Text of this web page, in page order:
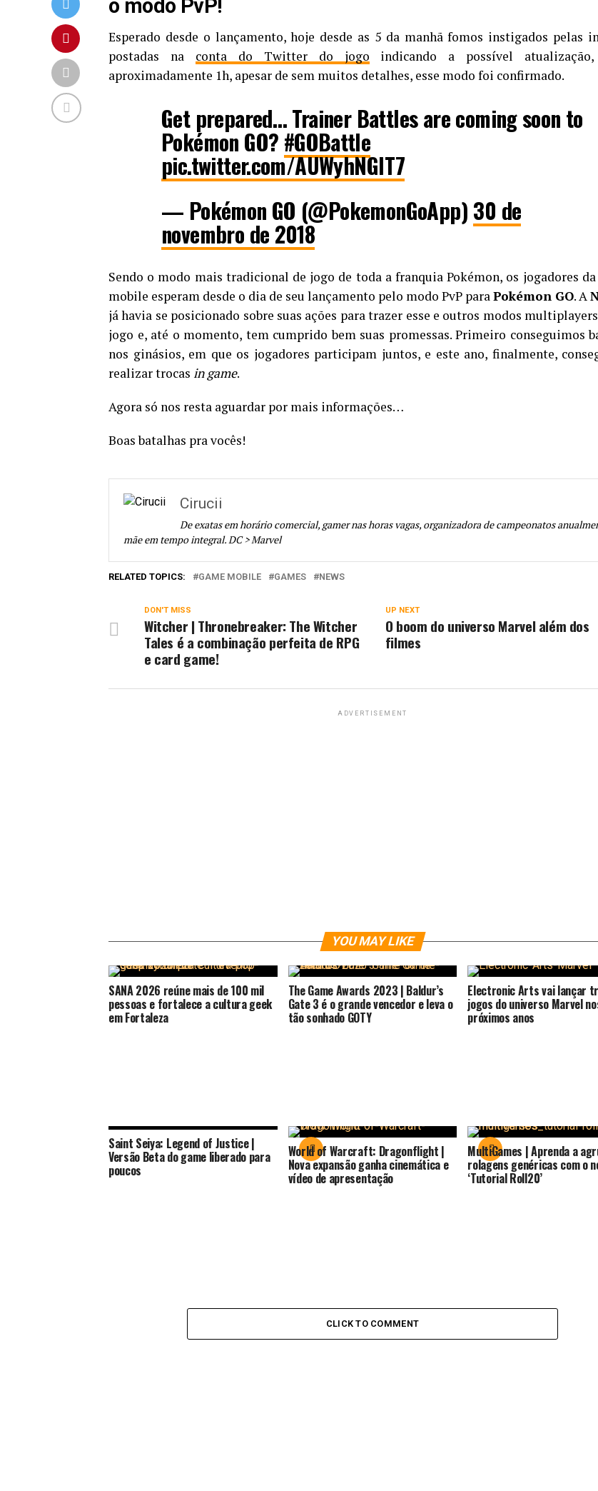
o modo PvP!
Esperado desde o lançamento, hoje desde as 5 da manhã fomos instigados pelas
postadas na conta do Twitter do jogo indicando a possível
aproximadamente 1h, apesar de sem muitos detalhes, esse modo foi confirmado.
Get prepared… Trainer Battles are coming soon to
Pokémon GO? #GOBattle
pic.twitter.com/AUWyhNGlT7
— Pokémon GO (@PokemonGoApp) 30 de
novembro de 2018
Sendo o modo mais tradicional de jogo de toda a franquia Pokémon, os jogadores da
mobile esperam desde o dia de seu lançamento pelo modo PvP paraPokémon GO. A
já havia se posicionado sobre suas ações para trazer esse e outros modos
jogo e, até o momento, tem cumprido bem suas promessas. Primeiro conseguimos
nos ginásios, em que os jogadores participam juntos, e este ano, finalmente,
realizar trocas in game.
Agora só nos resta aguardar por mais informações…
Boas batalhas pra vocês!
Cirucii
De exatas em horário comercial, gamer nas horas vagas, organizadora de campeonatos
mãe em tempo integral. DC > Marvel
RELATED TOPICS: GAME MOBILE GAMES NEWS
UP NEXT
O boom do universo Marvel além dos
filmes
DON'T MISS
Witcher | Thronebreaker: The Witcher
Tales é a combinação perfeita de RPG
e card game!
ADVERTISEMENT
YOU MAY LIKE
SANA 2026 reúne mais de 100 mil
pessoas e fortalece a cultura geek
em Fortaleza
The Game Awards 2023 | Baldur’s
Gate 3 é o grande vencedor e leva o
tão sonhado GOTY
Electronic Arts vai lançar
jogos do universo Marvel
próximos anos
Saint Seiya: Legend of Justice |
Versão Beta do game liberado para
poucos
World of Warcraft: Dragonflight |
Nova expansão ganha cinemática e
vídeo de apresentação
MultiGames | Aprenda a
rolagens genéricas com o
‘Tutorial Roll20’
CLICK TO COMMENT